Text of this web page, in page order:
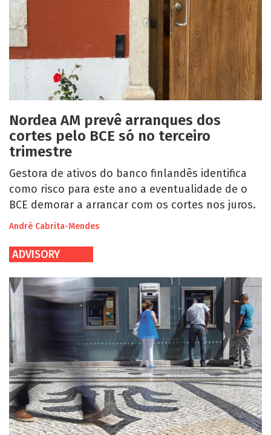
Nordea AM prevê arranques dos
cortes pelo BCE só no terceiro
trimestre
Gestora de ativos do banco finlandês identifica
como risco para este ano a eventualidade de o
BCE demorar a arrancar com os cortes nos juros.
André Cabrita-Mendes
ADVISORY